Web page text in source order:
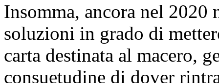
Insomma, ancora nel 2020
soluzioni in grado di
carta destinata al macero,
consuetudine di dover